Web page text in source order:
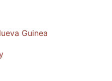
Guinea